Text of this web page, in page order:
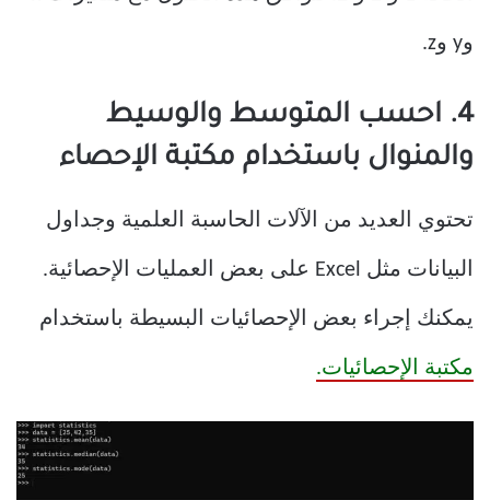
وy وz.
4. احسب المتوسط ​​والوسيط
والمنوال باستخدام مكتبة الإحصاء
تحتوي العديد من الآلات الحاسبة العلمية وجداول
البيانات مثل Excel على بعض العمليات الإحصائية.
يمكنك إجراء بعض الإحصائيات البسيطة باستخدام
مكتبة الإحصائيات.